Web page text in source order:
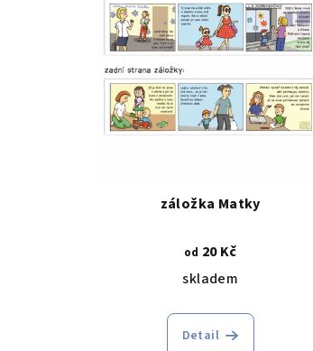
záložka Matky
od 20 Kč
skladem
Detail